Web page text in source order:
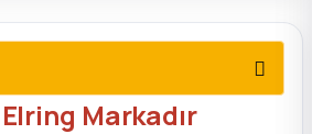
Elring Markadır